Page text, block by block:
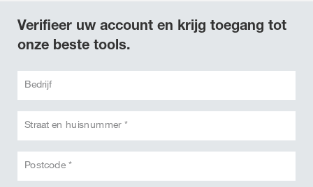
Verifieer uw account en krijg toegang tot
onze beste tools.
Bedrijf
Straat en huisnummer *
Postcode *